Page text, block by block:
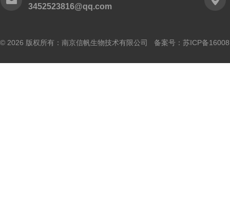
3452523816@qq.com
© 2026 版权所有：南京信帆生物技术有限公司 备案号： 苏ICP备